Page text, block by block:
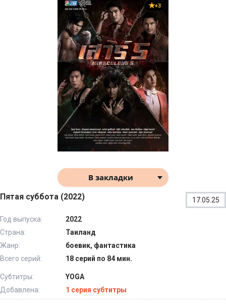
+3
В закладки
Пятая суббота (2022) 17.05.25
Год выпуска:
2022
Страна:
Таиланд
Жанр:
боевик, фантастика
Всего серий:
18 серий по 84 мин.
Субтитры:
YOGA
Добавлена:
1 серия субтитры